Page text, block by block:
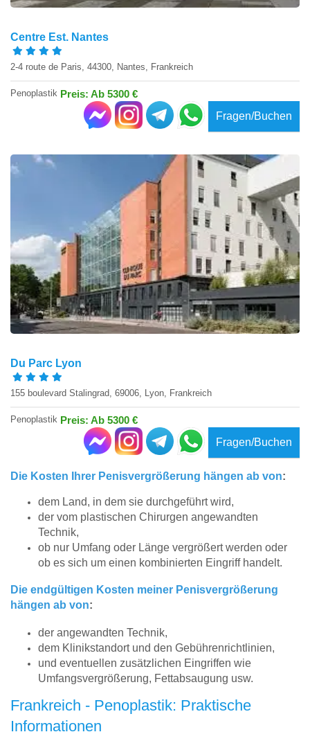
Centre Est. Nantes
2-4 route de Paris, 44300, Nantes, Frankreich
Penoplastik Preis: Ab 5300 €
Fragen/Buchen
Du Parc Lyon
155 boulevard Stalingrad, 69006, Lyon, Frankreich
Penoplastik Preis: Ab 5300 €
Fragen/Buchen
Die Kosten Ihrer Penisvergrößerung hängen ab von:
dem Land, in dem sie durchgeführt wird,
der vom plastischen Chirurgen angewandten
Technik,
ob nur Umfang oder Länge vergrößert werden oder
ob es sich um einen kombinierten Eingriff handelt.
Die endgültigen Kosten meiner Penisvergrößerung
hängen ab von:
der angewandten Technik,
dem Klinikstandort und den Gebührenrichtlinien,
und eventuellen zusätzlichen Eingriffen wie
Umfangsvergrößerung, Fettabsaugung usw.
Frankreich - Penoplastik: Praktische
Informationen